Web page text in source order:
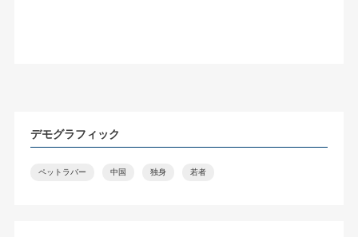
デモグラフィック
ペットラバー 中国 独身 若者